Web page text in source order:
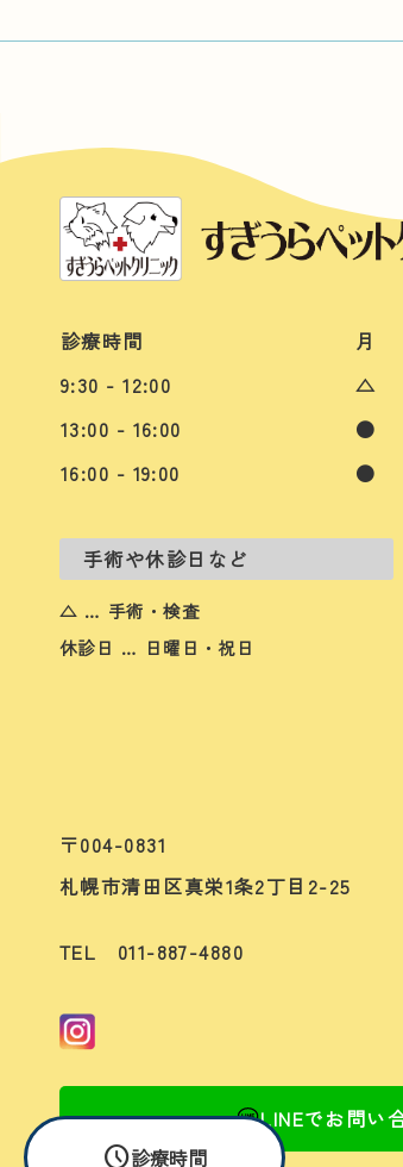
診療時間 月
9:30 - 12:00
△
13:00 - 16:00
●
16:00 - 19:00
●
手術や休診日など
△ … 手術・検査
休診日 … 日曜日・祝日
〒004-0831
札幌市清田区真栄1条2丁目2-25
TEL 011-887-4880
LINEでお問い
schedule診療時間